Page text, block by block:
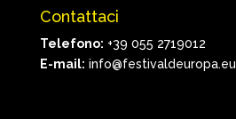
Contattaci
Telefono: +39 055 2719012
E-mail: info@festivaldeuropa.eu